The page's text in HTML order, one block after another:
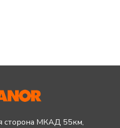
сторона МКАД 55км,